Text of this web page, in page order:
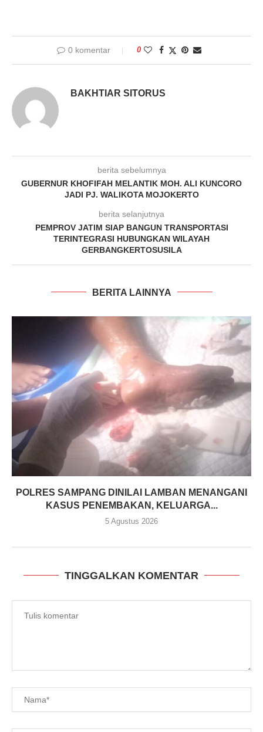
0 komentar 0
BAKHTIAR SITORUS
berita sebelumnya
GUBERNUR KHOFIFAH MELANTIK MOH. ALI KUNCORO
JADI PJ. WALIKOTA MOJOKERTO
berita selanjutnya
PEMPROV JATIM SIAP BANGUN TRANSPORTASI
TERINTEGRASI HUBUNGKAN WILAYAH
GERBANGKERTOSUSILA
BERITA LAINNYA
POLRES SAMPANG DINILAI LAMBAN MENANGANI
KASUS PENEMBAKAN, KELUARGA...
5 Agustus 2026
TINGGALKAN KOMENTAR